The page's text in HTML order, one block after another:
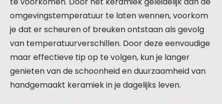
omgevingstemperatuur te laten wennen, voorkom
je dat er scheuren of breuken ontstaan als gevolg
van temperatuurverschillen. Door deze eenvoudige
maar effectieve tip op te volgen, kun je langer
genieten van de schoonheid en duurzaamheid van
handgemaakt keramiek in je dagelijks leven.